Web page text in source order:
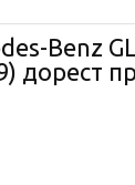
Benz
дорест